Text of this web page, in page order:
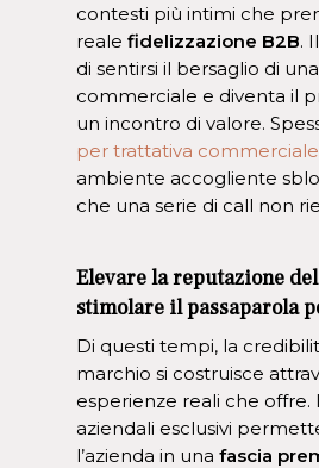
contesti più intimi che
reale fidelizzazione B2B.
di sentirsi il bersaglio di
commerciale e diventa il
un incontro di valore.
per trattativa commerciale
ambiente accogliente
che una serie di call non
Elevare la reputazione
stimolare il passaparola
Di questi tempi, la
marchio si costruisce
esperienze reali che offre.
aziendali esclusivi
l’azienda in una fascia